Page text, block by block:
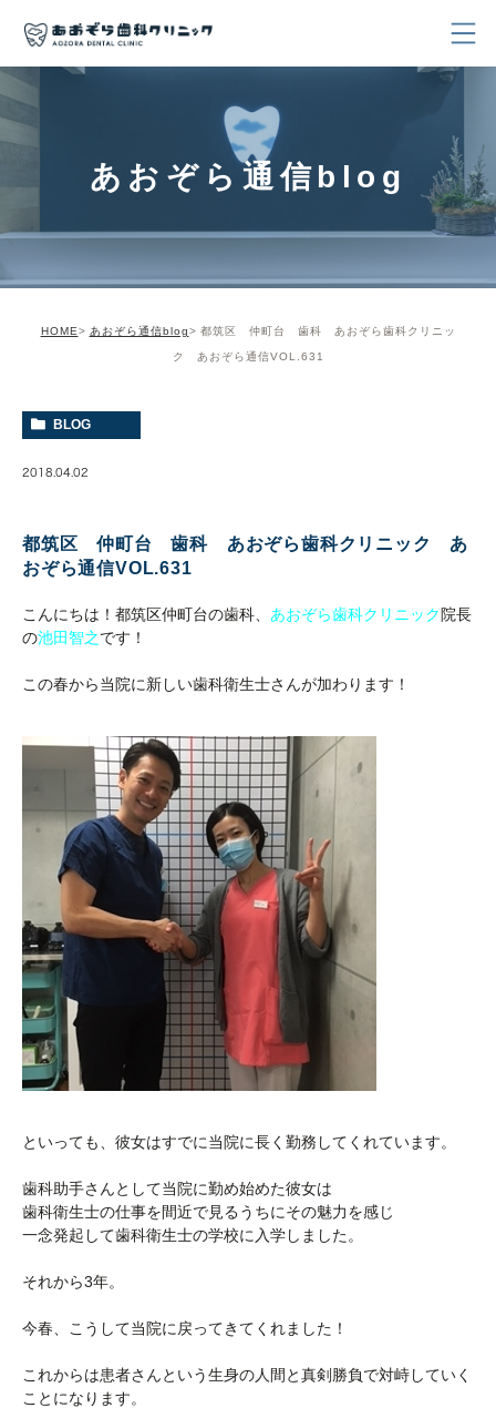
あおぞら通信blog
HOME あおぞら通信blog 都筑区 仲町台 歯科 あおぞら歯科クリニッ
ク あおぞら通信VOL.631
BLOG
2018.04.02
都筑区 仲町台 歯科 あおぞら歯科クリニック あ
おぞら通信VOL.631
こんにちは！都筑区仲町台の歯科、 あおぞら歯科クリニック 院長
の池田智之です！
この春から当院に新しい歯科衛生士さんが加わります！
といっても、彼女はすでに当院に長く勤務してくれています。
歯科助手さんとして当院に勤め始めた彼女は
歯科衛生士の仕事を間近で見るうちにその魅力を感じ
一念発起して歯科衛生士の学校に入学しました。
それから3年。
今春、こうして当院に戻ってきてくれました！
これからは患者さんという生身の人間と真剣勝負で対峙していく
ことになります。